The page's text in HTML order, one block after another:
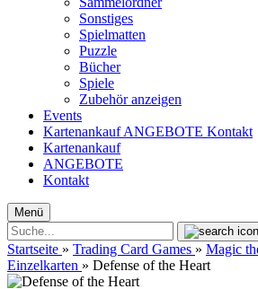
Sonstiges
Spielmatten
Puzzle
Bücher
Spiele
Zubehör anzeigen
Events
KartenankaufANGEBOTE Kontakt
Kartenankauf
ANGEBOTE
Kontakt
Menü
Startseite » Trading Card Games » Magic
Einzelkarten » Defense of the Heart